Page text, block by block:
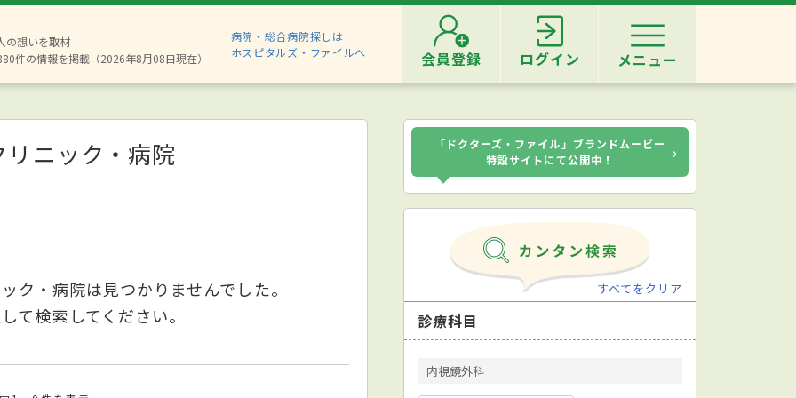
の想いを取材
件の情報を掲載（2026年8月08日現在）
病院・総合病院探しは
ホスピタルズ・ファイルへ
会員登録 ログイン メニュー
リニック・病院
ク・病院は見つかりませんでした。
て検索してください。
「ドクターズ・ファイル」ブランドムービー
特設サイトにて公開中！
›
すべてをクリア
診療科目
内視鏡外科